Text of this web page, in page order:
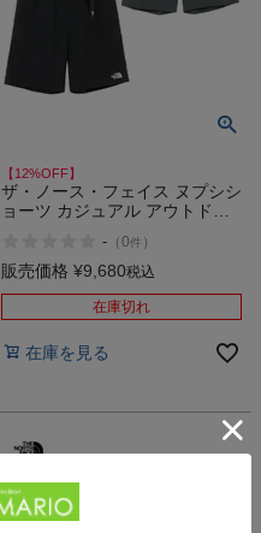
【12%OFF】
ザ・ノース・フェイス ヌプシシ
ョーツ カジュアル アウトドア
THE NORTH FACE NUPTSE
SHORT BA K
- （0件 ）
販売価格 ¥9,680税込
在庫切れ
在庫を見る